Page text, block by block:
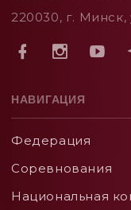
220030, г. Минск,
НАВИГАЦИЯ
Федерация
Соревнования
Национальная